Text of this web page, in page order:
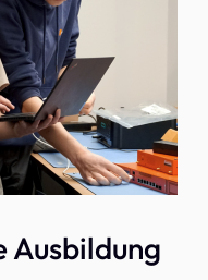
Ausbildung